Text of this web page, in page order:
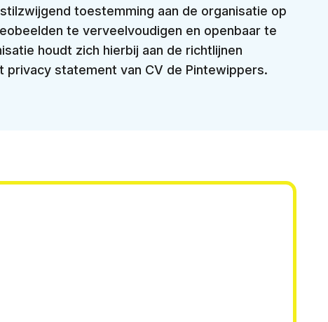
toestemming aan de organisatie op
te verveelvoudigen en openbaar te
houdt zich hierbij aan de richtlijnen
privacy statement van CV de Pintewippers.